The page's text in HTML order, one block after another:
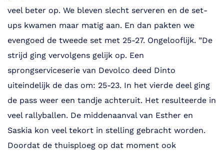
veel beter op. We bleven slecht serveren en de set-
ups kwamen maar matig aan. En dan pakten we
evengoed de tweede set met 25-27. Ongelooflijk. ”De
strijd ging vervolgens gelijk op. Een
sprongserviceserie van Devolco deed Dinto
uiteindelijk de das om: 25-23. In het vierde deel ging
de pass weer een tandje achteruit. Het resulteerde in
veel rallyballen. De middenaanval van Esther en
Saskia kon veel tekort in stelling gebracht worden.
Doordat de thuisploeg op dat moment ook